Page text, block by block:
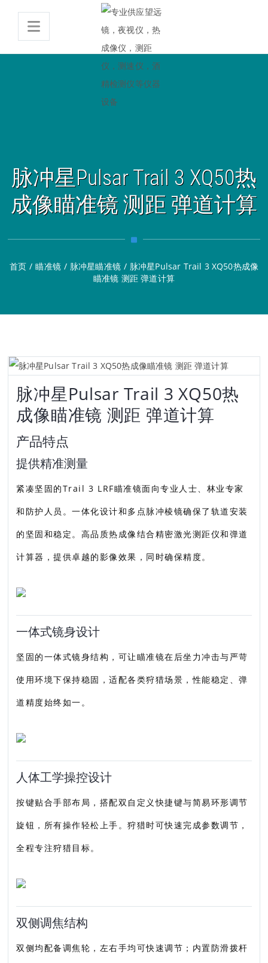
脉冲星Pulsar Trail 3 XQ50热
成像瞄准镜 测距 弹道计算
首页 / 瞄准镜 / 脉冲星瞄准镜 / 脉冲星Pulsar Trail 3 XQ50热成像
瞄准镜 测距 弹道计算
脉冲星Pulsar Trail 3 XQ50热
成像瞄准镜 测距 弹道计算
产品特点
提供精准测量
紧凑坚固的Trail 3 LRF瞄准镜面向专业人士、林业专家
和防护人员。一体化设计和多点脉冲棱镜确保了轨道安装
的坚固和稳定。高品质热成像结合精密激光测距仪和弹道
计算器，提供卓越的影像效果，同时确保精度。
一体式镜身设计
坚固的一体式镜身结构，可让瞄准镜在后坐力冲击与严苛
使用环境下保持稳固，适配各类狩猎场景，性能稳定、弹
道精度始终如一。
人体工学操控设计
按键贴合手部布局，搭配双自定义快捷键与简易环形调节
旋钮，所有操作轻松上手。狩猎时可快速完成参数调节，
全程专注狩猎目标。
双侧调焦结构
双侧均配备调焦轮，左右手均可快速调节；内置防滑拨杆